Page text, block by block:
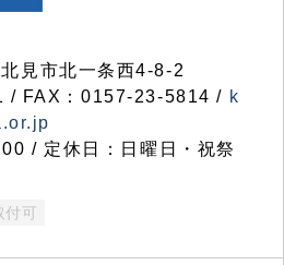
見市北一条西4-8-2
/ FAX：0157-23-5814 / k
/ 定休日：日曜日・祝祭
付可